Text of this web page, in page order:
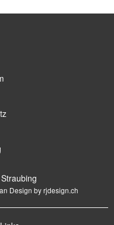
Design byrjdesign.ch